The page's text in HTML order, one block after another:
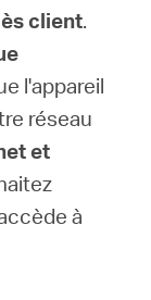
client.
l'appareil
réseau
et
à